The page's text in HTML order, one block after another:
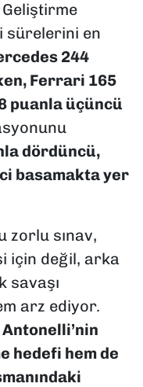
sürelerini en
244
Ferrari 165
puanla üçüncü
dördüncü,
basamakta yer
zorlu sınav,
için değil, arka
savaşı
arz ediyor.
hedefi hem de